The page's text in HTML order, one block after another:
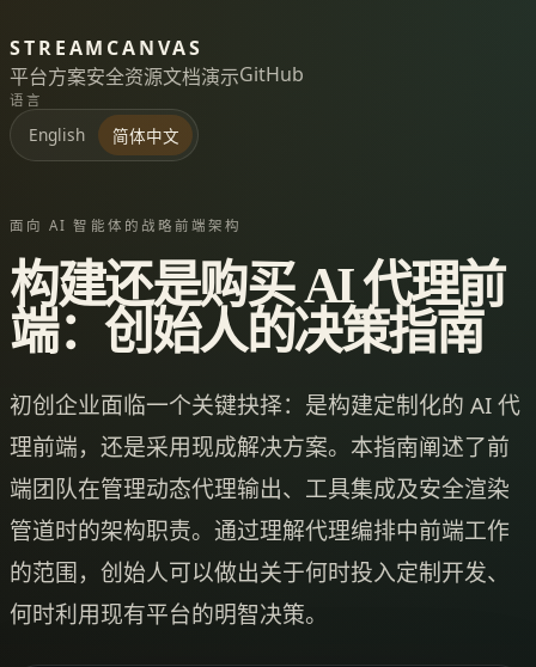
STREAMCANVAS
平台方案安全资源文档演示GitHub
语言
English 简体中文
面向 AI 智能体的战略前端架构
构建还是购买 AI 代理前
端：创始人的决策指南
初创企业面临一个关键抉择：是构建定制化的 AI 代
理前端，还是采用现成解决方案。本指南阐述了前
端团队在管理动态代理输出、工具集成及安全渲染
管道时的架构职责。通过理解代理编排中前端工作
的范围，创始人可以做出关于何时投入定制开发、
何时利用现有平台的明智决策。